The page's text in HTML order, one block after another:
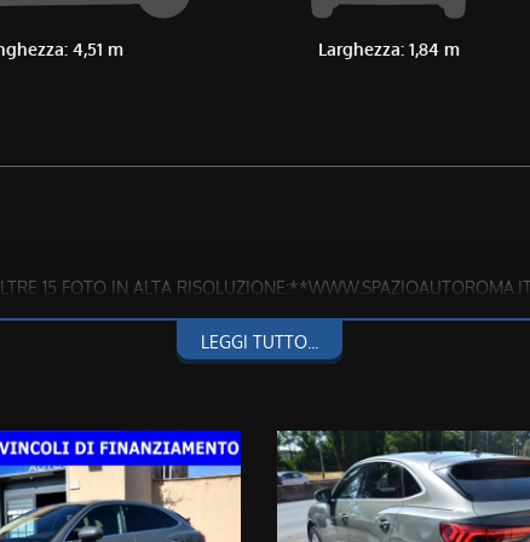
4,51 m Larghezza: 1,84 m
15 FOTO IN ALTA
OPPURE 3286228637**
o assicurazioni varie.
QUALSIASI CONTROLLO E STATO D'USO IN CASA MADRE
LEGGI TUTTO...